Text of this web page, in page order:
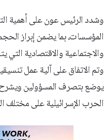
وشدد الرئيس عون على أهمية
المؤسسات، بما يضمن إبراز
والاجتماعية والاقتصادية التي
وتم الاتفاق على آلية عمل
يوضع بتصرف المسؤولين ويشرح
الحرب الإسرائيلية على مختلف